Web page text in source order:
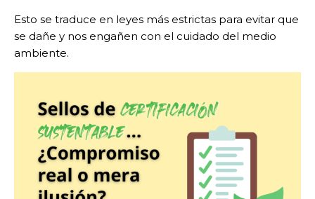
Esto se traduce en leyes más estrictas para evitar que
se dañe y nos engañen con el cuidado del medio
ambiente.